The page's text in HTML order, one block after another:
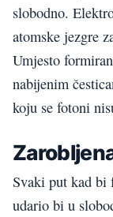
slobodno.
atomske jezgre
Umjesto
nabijenim
koju se fotoni
Svaki put kad bi
udario bi u